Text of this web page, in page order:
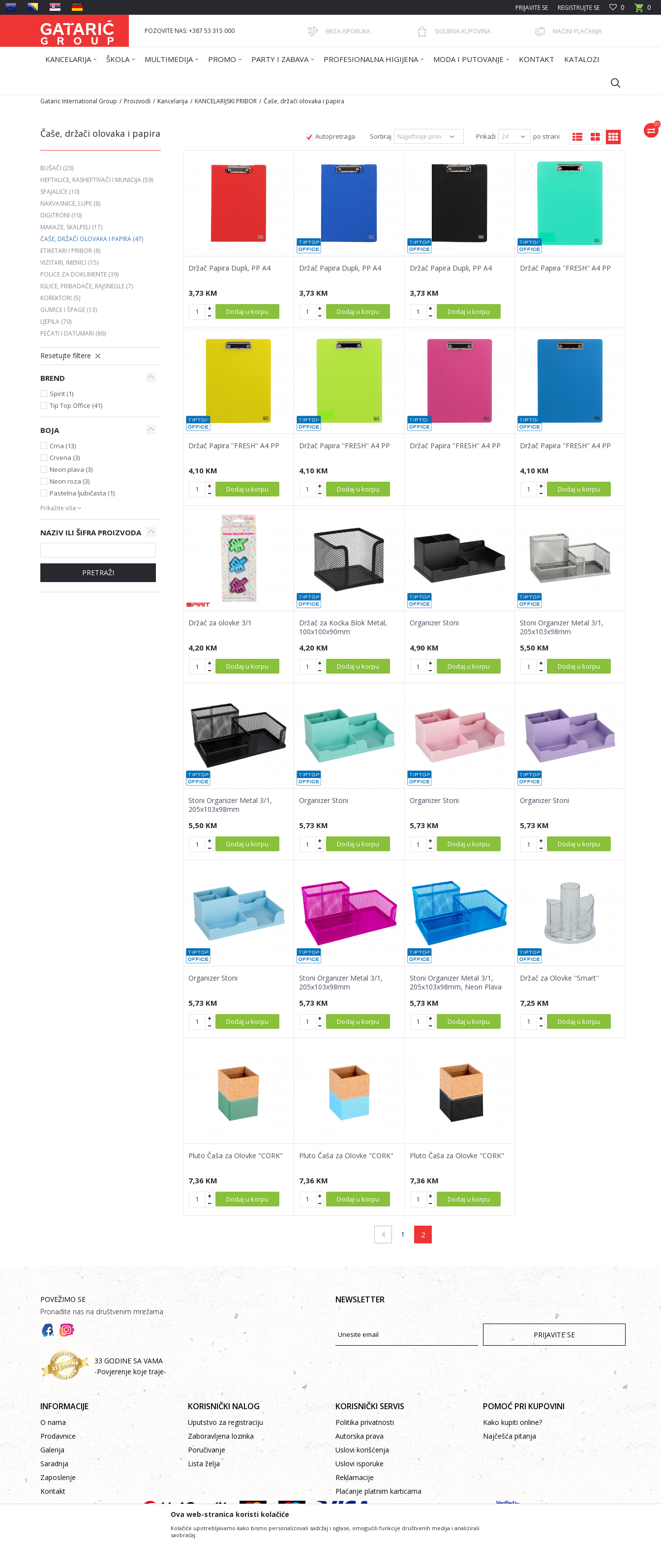
0
0
PRIJAVITE SE REGISTRUJTE SE
POZOVITE NAS: +387 53 315 000 BRZA ISPORUKA SIGURNA KUPOVINA NAČINI PLAĆANJA
KANCELARIJA ŠKOLA MULTIMEDIJA PROMO PARTY I ZABAVA PROFESIONALNA HIGIJENA MODA I PUTOVANJE KONTAKT KATALOZI
(0)
Gataric International Group Proizvodi Kancelarija KANCELARIJSKI PRIBOR Čaše, držači olovaka i papira
Čaše, držači olovaka i papira Autopretraga Sortiraj Prikaži po strani
BUŠAČI (20)
HEFTALICE, RASHEFTIVAČI I MUNICIJA (59)
SPAJALICE (10)
NAKVASNICE, LUPE (8)
DIGITRONI (10)
MAKAZE, SKALPELI (17)
ČAŠE, DRŽAČI OLOVAKA I PAPIRA (47)
ETIKETARI I PRIBOR (8)
VIZITARI, IMENICI (15)
POLICE ZA DOKUMENTE (39)
IGLICE, PRIBADAČE, RAJSNEGLE (7)
KOREKTORI (5)
GUMICE I ŠPAGE (13)
LJEPILA (70)
PEČATI I DATUMARI (86)
Resetujte filtere
BREND
Spirit (1)
Tip Top Office (41)
BOJA
Crna (13)
Crvena (3)
Neon plava (3)
Neon roza (3)
Pastelna ljubičasta (1)
Prikažite više
NAZIV ILI ŠIFRA PROIZVODA
PRETRAŽI
Držač Papira Dupli, PP A4
3,73 KM
Dodaj u korpu
Držač Papira Dupli, PP A4
3,73 KM
Dodaj u korpu
Držač Papira Dupli, PP A4
3,73 KM
Dodaj u korpu
Držač Papira ''FRESH'' A4 PP
Držač Papira ''FRESH'' A4 PP
4,10 KM
Dodaj u korpu
Držač Papira ''FRESH'' A4 PP
4,10 KM
Dodaj u korpu
Držač Papira ''FRESH'' A4 PP Držač Papira ''FRESH'' A4 PP
4,10 KM
Dodaj u korpu
Držač za olovke 3/1
4,20 KM
Dodaj u korpu
Držač za Kocka Blok Metal,
100x100x90mm
4,20 KM
Dodaj u korpu
Organizer Stoni
4,90 KM
Dodaj u korpu
Stoni Organizer Metal 3/1,
205x103x98mm
5,50 KM
Dodaj u korpu
Stoni Organizer Metal 3/1,
205x103x98mm
5,50 KM
Dodaj u korpu
Organizer Stoni
5,73 KM
Dodaj u korpu
Organizer Stoni
5,73 KM
Dodaj u korpu
Organizer Stoni
5,73 KM
Dodaj u korpu
Organizer Stoni
5,73 KM
Dodaj u korpu
Stoni Organizer Metal 3/1,
205x103x98mm
5,73 KM
Dodaj u korpu
Stoni Organizer Metal 3/1,
205x103x98mm, Neon Plava
5,73 KM
Dodaj u korpu
Držač za Olovke ''Smart''
7,25 KM
Dodaj u korpu
Pluto Čaša za Olovke "CORK"
7,36 KM
Dodaj u korpu
Pluto Čaša za Olovke "CORK"
7,36 KM
Dodaj u korpu
Pluto Čaša za Olovke "CORK"
7,36 KM
Dodaj u korpu
1 2
POVEŽIMO SE
Pronađite nas na društvenim mrežama
33 GODINE SA VAMA
-Povjerenje koje traje-
NEWSLETTER
PRIJAVITE SE
INFORMACIJE
O nama
Prodavnice
Galerija
Saradnja
Zaposlenje
Kontakt
KORISNIČKI NALOG
Uputstvo za registraciju
Zaboravljena lozinka
Poručivanje
Lista želja
KORISNIČKI SERVIS
Politika privatnosti
Autorska prava
Uslovi korišćenja
Uslovi isporuke
Reklamacije
Plaćanje platnim karticama
POMOĆ PRI KUPOVINI
Kako kupiti online?
Najčešća pitanja
Ova web-stranica koristi kolačiće
Kolačiće upotrebljavamo kako bismo personalizovali sadržaj i oglase, omogućili funkcije društvenih medija i analizirali
saobraćaj.